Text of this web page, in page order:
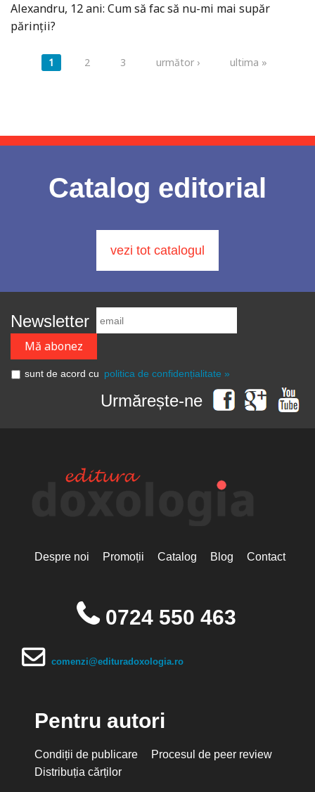
Alexandru, 12 ani: Cum să fac să nu-mi mai supăr
părinții?
Pagini
1 2 3 următor › ultima »
Catalog editorial
vezi tot catalogul
Newsletter
sunt de acord cu politica de confidențialitate »
Urmărește-ne
Despre noi Promoții Catalog Blog Contact
0724 550 463
comenzi@edituradoxologia.ro
Pentru autori
Condiții de publicare
Procesul de peer review
Distribuția cărților